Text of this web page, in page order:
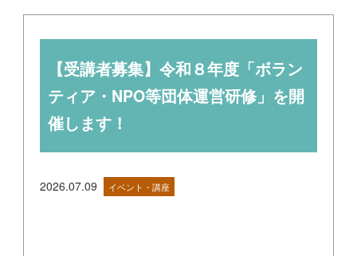
【受講者募集】令和８年度「ボラン
ティア・NPO等団体運営研修」を開
催します！
2026.07.09 イベント・講座